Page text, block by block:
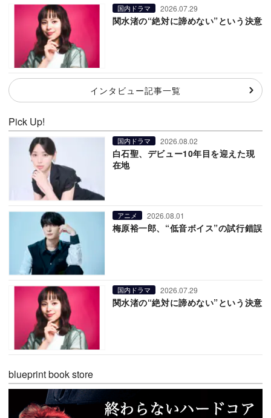
国内ドラマ 2026.07.29
関水渚の“絶対に諦めない”という決意
インタビュー記事一覧
Pick Up!
国内ドラマ 2026.08.02
白石聖、デビュー10年目を迎えた現
在地
アニメ 2026.08.01
梅原裕一郎、“低音ボイス”の試行錯誤
国内ドラマ 2026.07.29
関水渚の“絶対に諦めない”という決意
blueprint book store